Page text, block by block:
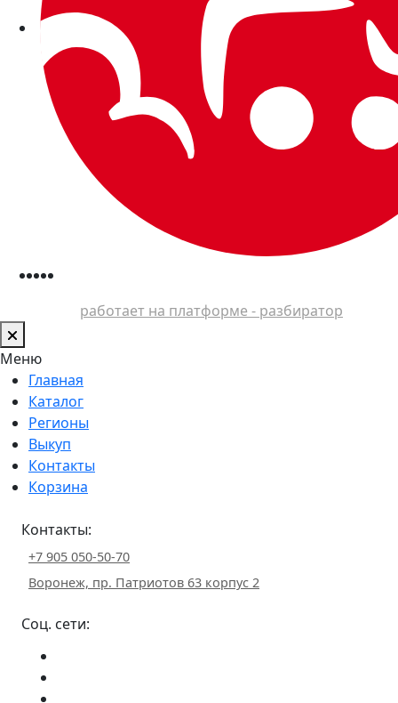
работает на платформе - разбиратор
Меню
Главная
Каталог
Регионы
Выкуп
Контакты
Корзина
Контакты:
+7 905 050-50-70
Воронеж, пр. Патриотов 63 корпус 2
Соц. сети: